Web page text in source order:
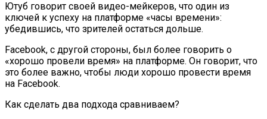
Ютуб говорит своей видео-мейкеров, что один из
ключей к успеху на платформе «часы времени»:
убедившись, что зрителей остаться дольше.
Facebook, с другой стороны, был более говорить о
«хорошо провели время» на платформе. Он говорит, что
это более важно, чтобы люди хорошо провести время
на Facebook.
Как сделать два подхода сравниваем?